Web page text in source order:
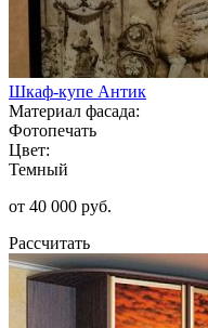
Шкаф-купе Антик
Материал фасада:
Фотопечать
Цвет:
Темный
от 40 000 руб.
Рассчитать